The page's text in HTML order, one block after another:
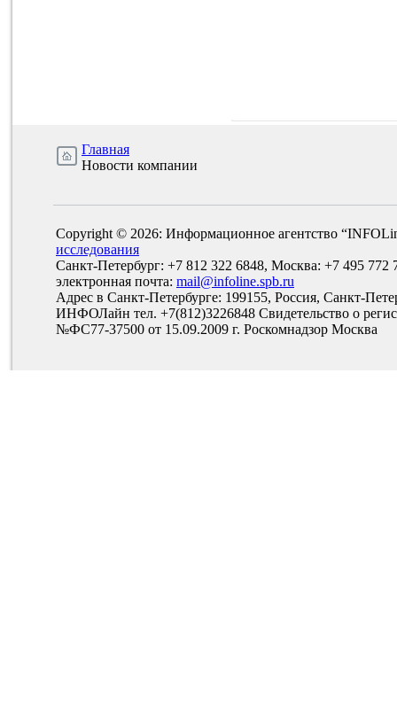
Главная
Новости компании
Copyright © 2026: Информационное агентство
исследования
Санкт-Петербург: +7 812 322 6848, Москва: +7 495 772
электронная почта: mail@infoline.spb.ru
Адрес в Санкт-Петербурге: 199155, Россия, Санкт-
ИНФОЛайн тел. +7(812)3226848 Свидетельство о
№ФС77-37500 от 15.09.2009 г. Роскомнадзор Москва